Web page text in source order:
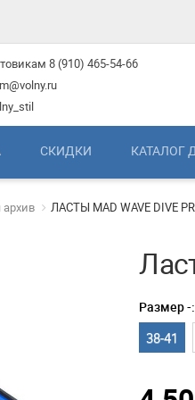
8 (910) 465-54-66
СКИДКИ КАТАЛОГ
ЛАСТЫ MAD WAVE DIVE
Размер -:
38-41